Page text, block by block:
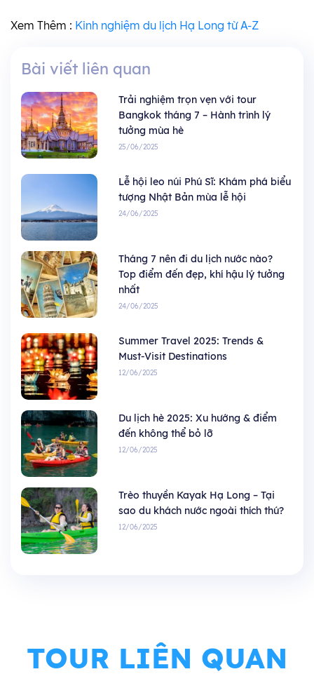
Xem Thêm : Kinh nghiệm du lịch Hạ Long từ A-Z
Bài viết liên quan
Trải nghiệm trọn vẹn với tour
Bangkok tháng 7 – Hành trình lý
tưởng mùa hè
25/06/2025
Lễ hội leo núi Phú Sĩ: Khám phá biểu
tượng Nhật Bản mùa lễ hội
24/06/2025
Tháng 7 nên đi du lịch nước nào?
Top điểm đến đẹp, khí hậu lý tưởng
nhất
24/06/2025
Summer Travel 2025: Trends &
Must-Visit Destinations
12/06/2025
Du lịch hè 2025: Xu hướng & điểm
đến không thể bỏ lỡ
12/06/2025
Trèo thuyền Kayak Hạ Long – Tại
sao du khách nước ngoài thích thú?
12/06/2025
TOUR LIÊN QUAN